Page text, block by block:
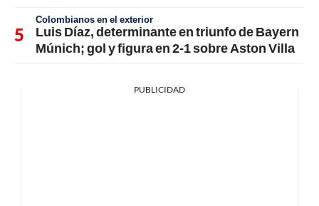
Colombianos en el exterior
Luis Díaz, determinante en triunfo de Bayern
Múnich; gol y figura en 2-1 sobre Aston Villa
PUBLICIDAD